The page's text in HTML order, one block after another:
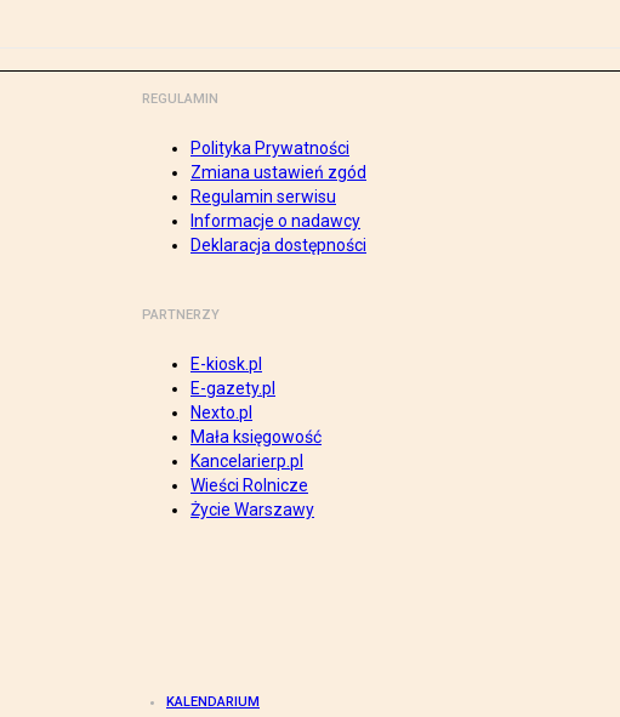
REGULAMIN
Polityka Prywatności
Zmiana ustawień zgód
Regulamin serwisu
Informacje o nadawcy
Deklaracja dostępności
PARTNERZY
E-kiosk.pl
E-gazety.pl
Nexto.pl
Mała księgowość
Kancelarierp.pl
Wieści Rolnicze
Życie Warszawy
KALENDARIUM